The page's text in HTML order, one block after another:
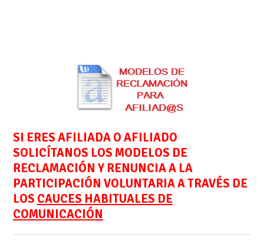
SI ERES AFILIADA O AFILIADO
SOLICÍTANOS LOS MODELOS DE
RECLAMACIÓN Y RENUNCIA A LA
PARTICIPACIÓN VOLUNTARIA A TRAVÉS DE
LOS CAUCES HABITUALES DE
COMUNICACIÓN